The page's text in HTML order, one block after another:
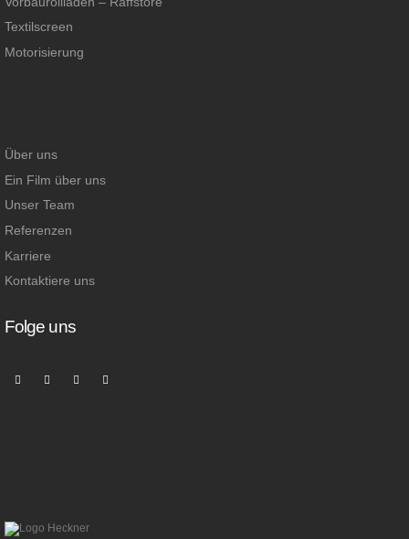
Textilscreen
Motorisierung
Über uns
Ein Film über uns
Unser Team
Referenzen
Karriere
Kontaktiere uns
Folge uns